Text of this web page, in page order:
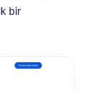
bir